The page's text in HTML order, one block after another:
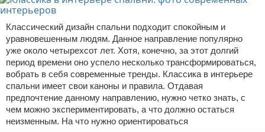
Классический дизайн спальни подходит спокойным и
уравновешенным людям. Данное направление популярно
уже около четырехсот лет. Хотя, конечно, за этот долгий
период времени оно успело несколько трансформироваться,
вобрать в себя современные тренды. Классика в интерьере
спальни имеет свои каноны и правила. Отдавая
предпочтение данному направлению, нужно четко знать, с
чем можно экспериментировать, а что должно остаться
неизменным. На что нужно ориентироваться